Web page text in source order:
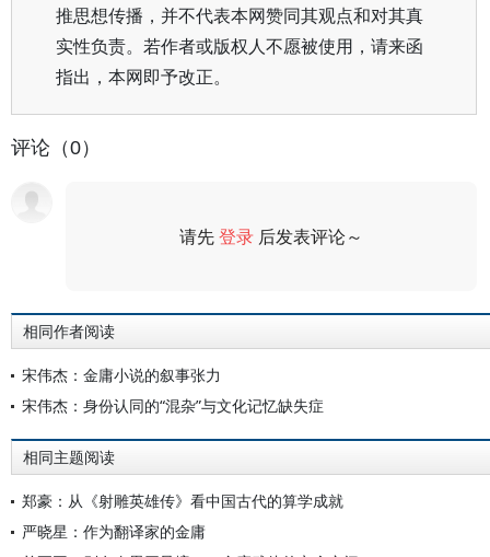
推思想传播，并不代表本网赞同其观点和对其真
实性负责。若作者或版权人不愿被使用，请来函
指出，本网即予改正。
评论（0）
请先登录 后发表评论～
相同作者阅读
宋伟杰：金庸小说的叙事张力
宋伟杰：身份认同的“混杂”与文化记忆缺失症
相同主题阅读
郑豪：从《射雕英雄传》看中国古代的算学成就
严晓星：作为翻译家的金庸